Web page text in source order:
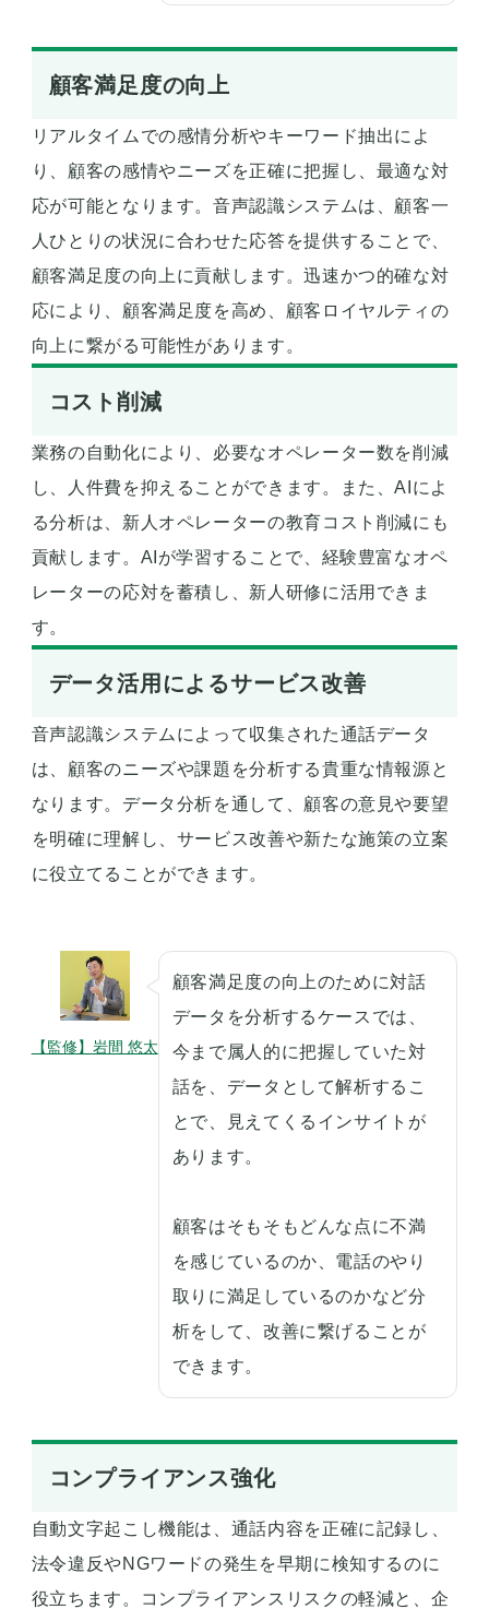
顧客満足度の向上
リアルタイムでの感情分析やキーワード抽出によ
り、顧客の感情やニーズを正確に把握し、最適な対
応が可能となります。音声認識システムは、顧客一
人ひとりの状況に合わせた応答を提供することで、
顧客満足度の向上に貢献します。迅速かつ的確な対
応により、顧客満足度を高め、顧客ロイヤルティの
向上に繋がる可能性があります。
コスト削減
業務の自動化により、必要なオペレーター数を削減
し、人件費を抑えることができます。また、AIによ
る分析は、新人オペレーターの教育コスト削減にも
貢献します。AIが学習することで、経験豊富なオペ
レーターの応対を蓄積し、新人研修に活用できま
す。
データ活用によるサービス改善
音声認識システムによって収集された通話データ
は、顧客のニーズや課題を分析する貴重な情報源と
なります。データ分析を通して、顧客の意見や要望
を明確に理解し、サービス改善や新たな施策の立案
に役立てることができます。
【監修】岩間 悠太
顧客満足度の向上のために対話
データを分析するケースでは、
今まで属人的に把握していた対
話を、データとして解析するこ
とで、見えてくるインサイトが
あります。
顧客はそもそもどんな点に不満
を感じているのか、電話のやり
取りに満足しているのかなど分
析をして、改善に繋げることが
できます。
コンプライアンス強化
自動文字起こし機能は、通話内容を正確に記録し、
法令違反やNGワードの発生を早期に検知するのに
役立ちます。コンプライアンスリスクの軽減と、企